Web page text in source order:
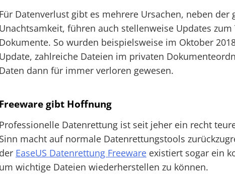
Für Datenverlust gibt es mehrere Ursachen, neben der
Unachtsamkeit, führen auch stellenweise Updates
Dokumente. So wurden beispielsweise im Oktober
Update, zahlreiche Dateien im privaten
Daten dann für immer verloren gewesen.
Freeware gibt Hoffnung
Professionelle Datenrettung ist seit jeher ein recht
Sinn macht auf normale Datenrettungstools
der EaseUS Datenrettung Freeware existiert sogar ein
um wichtige Dateien wiederherstellen zu können.